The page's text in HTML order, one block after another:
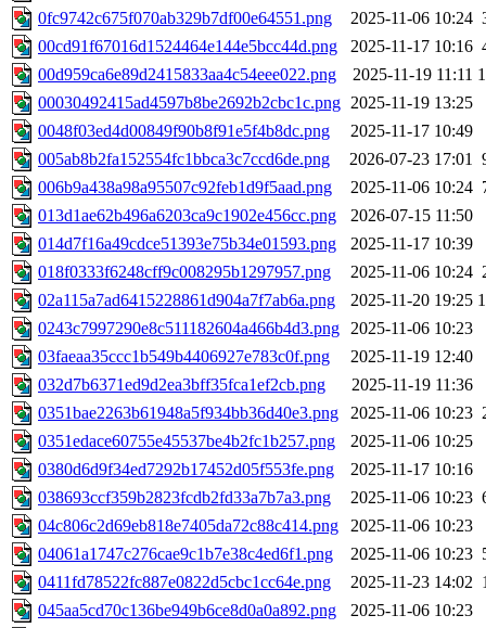
0fc9742c675f070ab329b7df00e64551.png
2025-11-06 10:24
00cd91f67016d1524464e144e5bcc44d.png
2025-11-17 10:16
00d959ca6e89d2415833aa4c54eee022.png
2025-11-19 11:11
00030492415ad4597b8be2692b2cbc1c.png 2025-11-19 13:25
0048f03ed4d00849f90b8f91e5f4b8dc.png
2025-11-17 10:49
005ab8b2fa152554fc1bbca3c7ccd6de.png
2026-07-23 17:01
006b9a438a98a95507c92feb1d9f5aad.png
2025-11-06 10:24
013d1ae62b496a6203ca9c1902e456cc.png
2026-07-15 11:50
014d7f16a49cdce51393e75b34e01593.png
2025-11-17 10:39
018f0333f6248cff9c008295b1297957.png
2025-11-06 10:24
02a115a7ad6415228861d904a7f7ab6a.png
2025-11-20 19:25
0243c7997290e8c511182604a466b4d3.png 2025-11-06 10:23
03faeaa35ccc1b549b4406927e783c0f.png
2025-11-19 12:40
032d7b6371ed9d2ea3bff35fca1ef2cb.png
2025-11-19 11:36
0351bae2263b61948a5f934bb36d40e3.png
2025-11-06 10:23
0351edace60755e45537be4b2fc1b257.png
2025-11-06 10:25
0380d6d9f34ed7292b17452d05f553fe.png
2025-11-17 10:16
038693ccf359b2823fcdb2fd33a7b7a3.png
2025-11-06 10:23
04c806c2d69eb818e7405da72c88c414.png
2025-11-06 10:23
04061a1747c276cae9c1b7e38c4ed6f1.png
2025-11-06 10:23
0411fd78522fc887e0822d5cbc1cc64e.png
2025-11-23 14:02
045aa5cd70c136be949b6ce8d0a0a892.png
2025-11-06 10:23